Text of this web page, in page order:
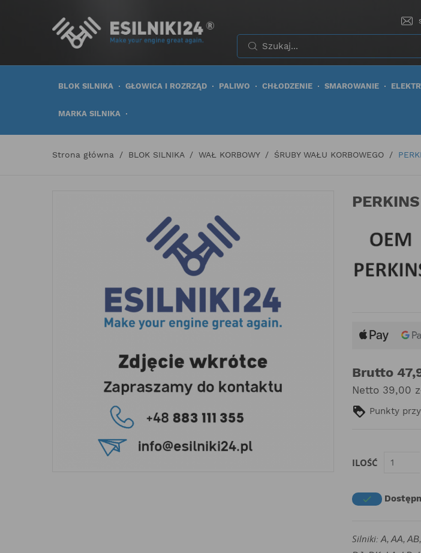
BLOK SILNIKA GŁOWICA I ROZRZĄD PALIWO CHŁODZENIE SMAROWANIE
MARKA SILNIKA
Strona główna BLOK SILNIKA WAŁ KORBOWY ŚRUBY WAŁU KORBOWEGO
Brutto
Netto 39,00
Punkty
ILOŚĆ

Silniki: A, AA,